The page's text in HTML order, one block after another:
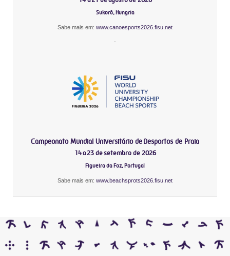
Sukoró, Hungria
Sabe mais em: www.canoesports2026.fisu.net
-
Campeonato Mundial Universitário de Desportos de Praia
14 a 23 de setembro de 2026
Figueira da Foz, Portugal
Sabe mais em: www.beachsprots2026.fisu.net